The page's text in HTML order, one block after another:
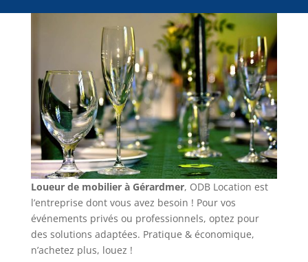
Loueur de mobilier à Gérardmer, ODB Location est
l’entreprise dont vous avez besoin ! Pour vos
événements privés ou professionnels, optez pour
des solutions adaptées. Pratique & économique,
n’achetez plus, louez !